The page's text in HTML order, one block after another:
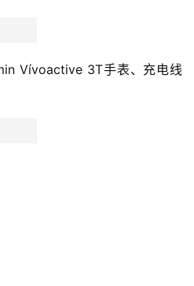
Vívoactive 3T手表、充电线